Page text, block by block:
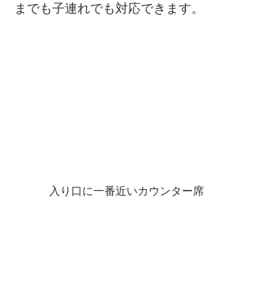
までも子連れでも対応できます。
入り口に一番近いカウンター席